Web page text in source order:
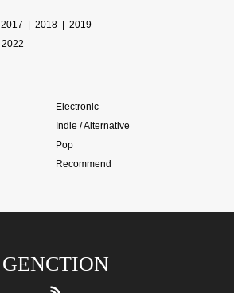
2017 2018
2019
2022
Electronic
Indie / Alternative
Pop
Recommend
GENCTION